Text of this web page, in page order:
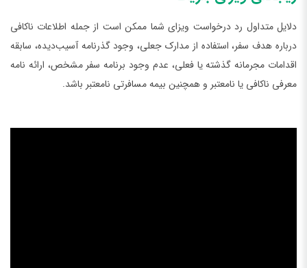
دلایل متداول رد درخواست ویزای شما ممکن است از جمله اطلاعات ناکافی
درباره هدف سفر، استفاده از مدارک جعلی، وجود گذرنامه آسیب‌دیده، سابقه
اقدامات مجرمانه گذشته یا فعلی، عدم وجود برنامه سفر مشخص، ارائه نامه
معرفی ناکافی یا نامعتبر و همچنین بیمه مسافرتی نامعتبر باشد.